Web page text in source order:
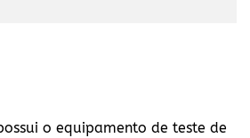
o equipamento de teste de